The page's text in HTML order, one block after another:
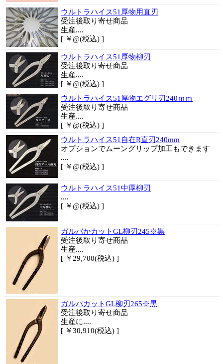
ウルトラハイス51厚物用直刃
受注後取り寄せ商品
生産....
[ ￥@(税込) ]
ウルトラハイス51厚物柳刃
受注後取り寄せ商品
生産....
[ ￥@(税込) ]
ウルトラハイス51厚物エグリ刃240ｍｍ
受注後取り寄せ商品
生産....
[ ￥@(税込) ]
ウルトラハイス51自在R直刃240mm
オプションでムーングリップ加工もできます
....
[ ￥@(税込) ]
ウルトラハイス51中厚柳刃
....
[ ￥@(税込) ]
ガルバかカットGL柳刃245※黒
受注後取り寄せ商品
生産....
[ ￥29,700(税込) ]
ガルバカットGL柳刃265※黒
受注後取り寄せ商品
生産に....
[ ￥30,910(税込) ]